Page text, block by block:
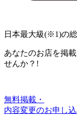
日本最大級(※1)の
あなたのお店を掲
せんか？!
無料掲載・
内容変更のお申し